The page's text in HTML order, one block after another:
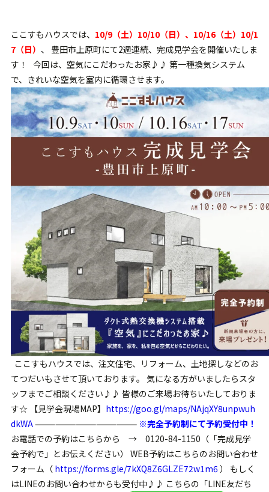
ここすもハウスでは、 10/9（土）10/10（日）、10/16（土）10/1
7（日） 、
豊田市上原町にて2週連続、完成見学会を開催いたしま
す！ 今回は、空気にこだわったお家♪♪ 第一種換気システム
で、きれいな空気を室内に循環させます。
ここすもハウスでは、注文住宅、リフォーム、土地探しなどのお
てつだいもさせて頂いております。 気になる方がいましたらスタ
ッフまでご相談ください♪♪ 皆様のご来場お待ちいたしておりま
す☆ 【見学会現場MAP】 https://goo.gl/maps/NAjqXY8unpwuh
dkWA——————————————— ※完全予約制にて予約受付中！
お電話での予約はこちらから → 0120-84-1150（「完成見学
会予約で」とお伝えください） WEB予約はこちらのお問い合わせ
フォーム（ https://forms.gle/7kXQ8Z6GLZE72w1m6 ） もしく
はLINEのお問い合わせからも受付中♪♪ こちらの「LINE友だち